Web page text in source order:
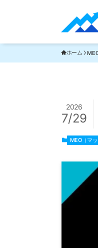
エベ
ホーム
2026
7/29
MEO（マッ